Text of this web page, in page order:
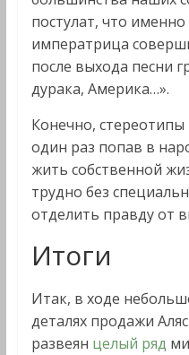
постулат, что именно
императрица
после выхода песни
дурака, Америка…».
Конечно,
один раз попав в
жить собственной
трудно без
отделить правду от
Итоги
Итак, в ходе
деталях продажи
развеян целый ряд